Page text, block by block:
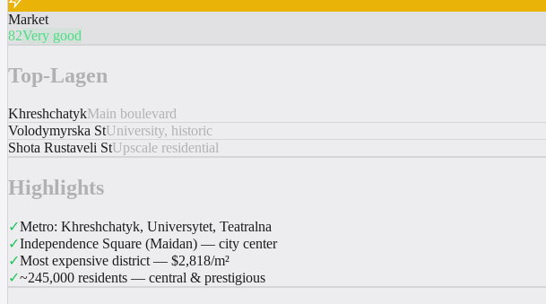
Market
82Very good
Top-Lagen
KhreshchatykMain boulevard
Volodymyrska StUniversity, historic
Shota Rustaveli StUpscale residential
Highlights
✓Metro: Khreshchatyk, Universytet, Teatralna
✓Independence Square (Maidan) — city center
✓Most expensive district — $2,818/m²
✓~245,000 residents — central & prestigious